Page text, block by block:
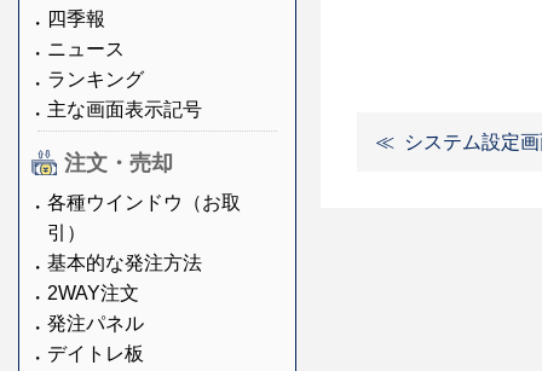
四季報
ニュース
ランキング
主な画面表示記号
注文・売却
各種ウインドウ（お取
引）
基本的な発注方法
2WAY注文
発注パネル
デイトレ板
システム設定